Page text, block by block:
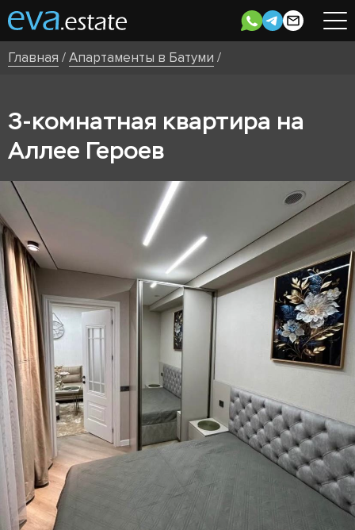
Главная /Апартаменты в Батуми /
3-комнатная квартира на
Аллее Героев